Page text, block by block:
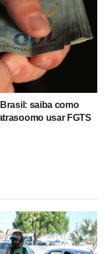
saiba como
usar FGTS